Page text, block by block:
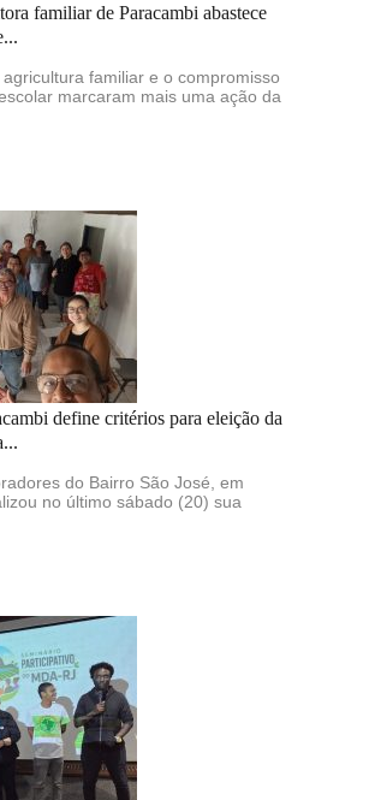
familiar de Paracambi abastece
familiar e o compromisso
marcaram mais uma ação da
define critérios para eleição da
do Bairro São José, em
no último sábado (20) sua